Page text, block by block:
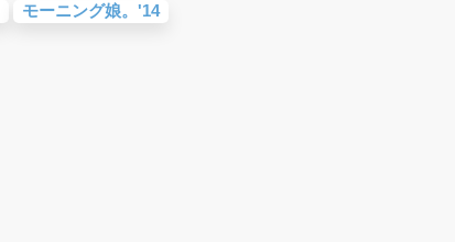
モーニング娘。'14